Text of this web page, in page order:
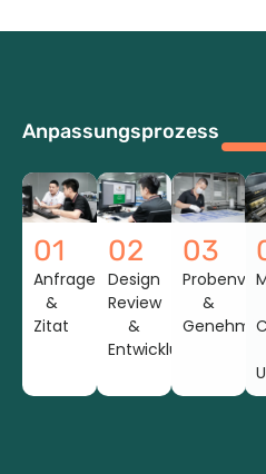
Anpassungsprozess
01
Anfrage
&
Zitat
02
Design
Review
&
Entwicklung
03
&